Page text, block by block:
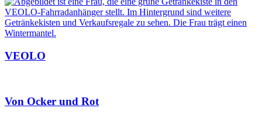
VEOLO
Von Ocker und Rot